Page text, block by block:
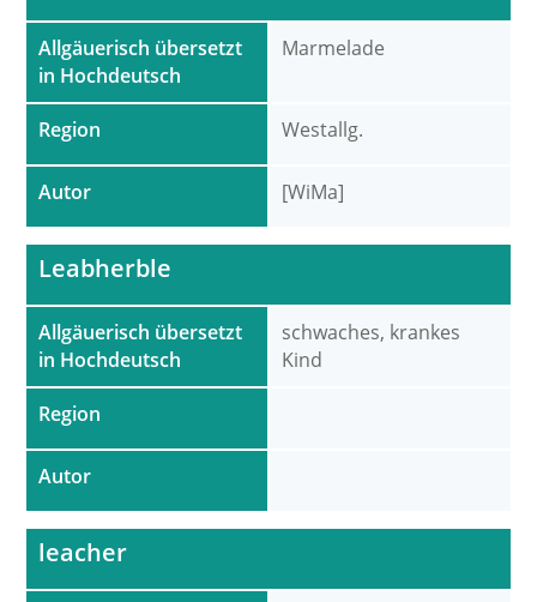
Allgäuerisch übersetzt
in Hochdeutsch
Region
Autor
Marmelade
Westallg.
[WiMa]
Allgäuerisch übersetzt
in Hochdeutsch
Region
Autor
Leabherble
schwaches, krankes
Kind
leacher